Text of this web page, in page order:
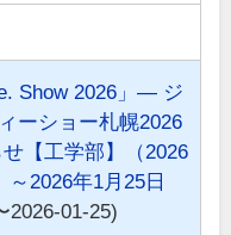
Show 2026」― ジ
ーショー札幌2026
【工学部】（2026
2026年1月25日
2026-01-25)